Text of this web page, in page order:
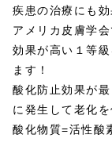
疾患の治療にも効
アメリカ皮膚学
効果が高い１等
ます！
酸化防止効果が
に発生して老化
酸化物質=活性酸